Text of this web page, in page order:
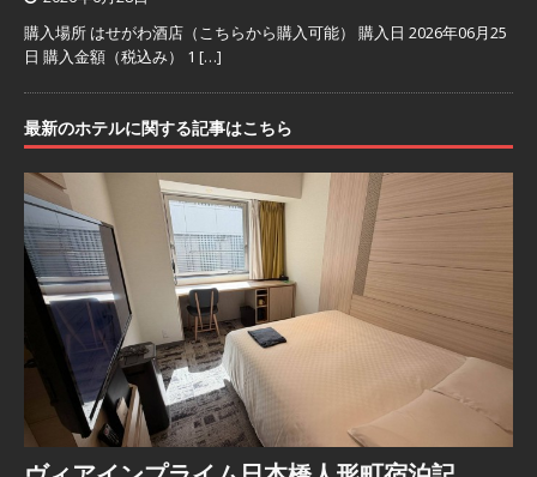
購入場所 はせがわ酒店（こちらから購入可能） 購入日 2026年06月25
日 購入金額（税込み） 1 […]
最新のホテルに関する記事はこちら